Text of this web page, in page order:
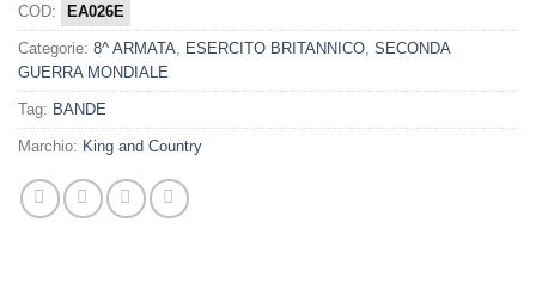
COD: EA026E
Categorie: 8^ ARMATA ESERCITO BRITANNICO SECONDA
GUERRA MONDIALE
Tag: BANDE
Marchio: King and Country